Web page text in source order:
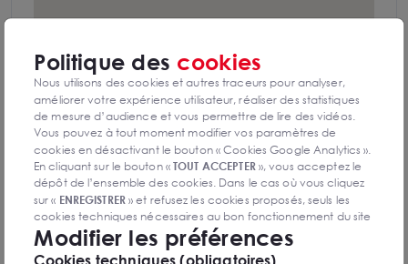
DPE & GES
Diagnostic de performance énergétique
Politique des cookies
Nous utilisons des cookies et autres traceurs pour analyser,
améliorer votre expérience utilisateur, réaliser des statistiques
de mesure d’audience et vous permettre de lire des vidéos.
Vous pouvez à tout moment modifier vos paramètres de
cookies en désactivant le bouton « Cookies Google Analytics ».
En cliquant sur le bouton «TOUT ACCEPTER», vous acceptez le
dépôt de l’ensemble des cookies. Dans le cas où vous cliquez
sur « ENREGISTRER» et refusez les cookies proposés, seuls les
cookies techniques nécessaires au bon fonctionnement du site
seront déposés. Pour plus d’informations, vous pouvez consulter
«Protection des données à caractère
Modifier les préférences
Cookies techniques (obligatoires)